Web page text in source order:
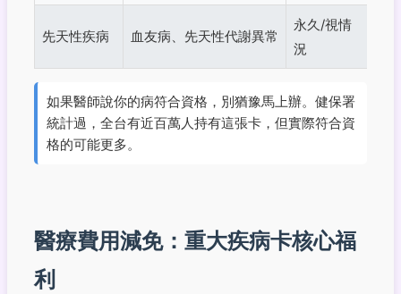
先天性疾病 血友病、先天性代謝異常
永久/視情
況
如果醫師說你的病符合資格，別猶豫馬上辦。健保署
統計過，全台有近百萬人持有這張卡，但實際符合資
格的可能更多。
醫療費用減免：重大疾病卡核心福
利